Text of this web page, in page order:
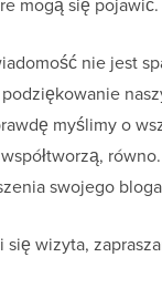
mogą się pojawić.
nie jest
myślimy o
swojego
się wizyta,